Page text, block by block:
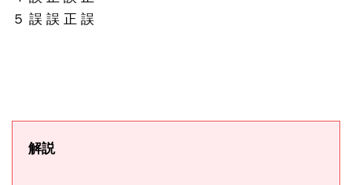
５ 誤 誤 正 誤
解説